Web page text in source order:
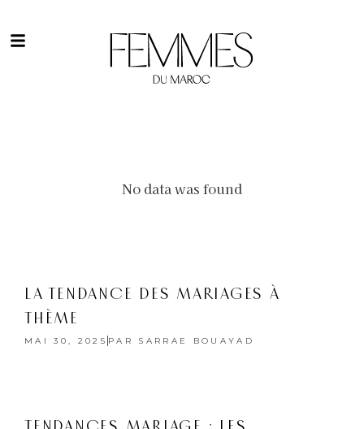
No data was found
LA TENDANCE DES MARIAGES À
THÈME
MAI 30, 2025 PAR SARRAE BOUAYAD